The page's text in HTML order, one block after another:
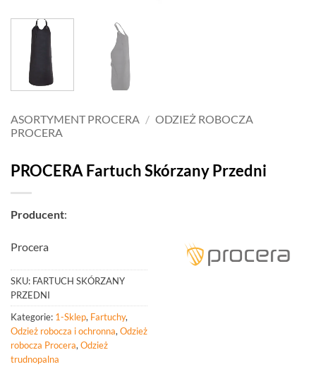
ASORTYMENT PROCERA / ODZIEŻ ROBOCZA
PROCERA
PROCERA Fartuch Skórzany Przedni
Producent:
Procera
SKU: FARTUCH SKÓRZANY
PRZEDNI
Kategorie: 1-Sklep, Fartuchy,
Odzież robocza i ochronna,Odzież
robocza Procera,Odzież
trudnopalna